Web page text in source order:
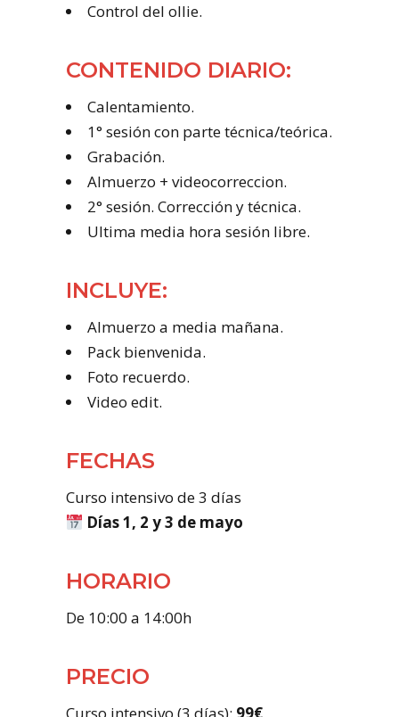
Control del ollie.
CONTENIDO DIARIO:
Calentamiento.
1° sesión con parte técnica/teórica.
Grabación.
Almuerzo + videocorreccion.
2° sesión. Corrección y técnica.
Ultima media hora sesión libre.
INCLUYE:
Almuerzo a media mañana.
Pack bienvenida.
Foto recuerdo.
Video edit.
FECHAS
Curso intensivo de 3 días
Días 1, 2 y 3 de mayo
HORARIO
De 10:00 a 14:00h
PRECIO